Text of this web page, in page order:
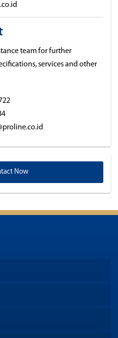
team for further
services and other
Now